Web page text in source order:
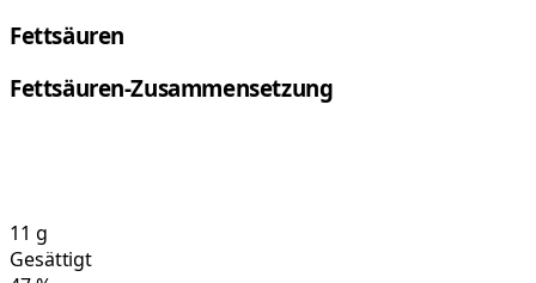
Fettsäuren
Fettsäuren-Zusammensetzung
11 g
Gesättigt